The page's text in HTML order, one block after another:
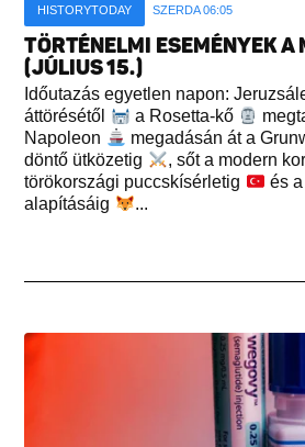
HISTORYTODAY SZERDA 06:05
TÖRTÉNELMI ESEMÉNYEK A
(JÚLIUS 15.)
Időutazás egyetlen napon:
áttörésétől
a Rosetta-kő
Napoleon
megadásán át a
döntő ütközetig
, sőt a modern
törökországi puccskísérletig
és
alapításáig
...